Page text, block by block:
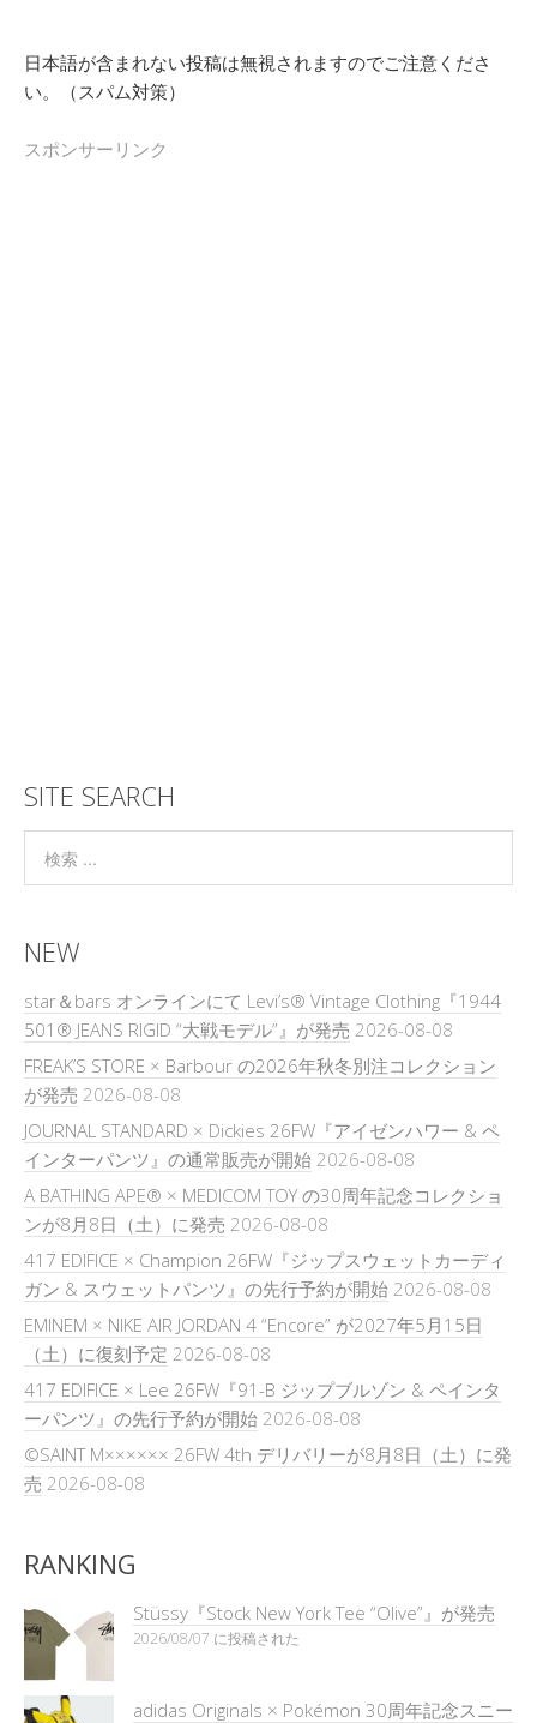
日本語が含まれない投稿は無視されますのでご注意くださ
い。（スパム対策）
スポンサーリンク
SITE SEARCH
NEW
star＆bars オンラインにて Levi’s® Vintage Clothing『1944
501® JEANS RIGID “大戦モデル”』が発売 2026-08-08
FREAK’S STORE × Barbour の2026年秋冬別注コレクション
が発売 2026-08-08
JOURNAL STANDARD × Dickies 26FW『アイゼンハワー & ペ
インターパンツ』の通常販売が開始 2026-08-08
A BATHING APE® × MEDICOM TOY の30周年記念コレクショ
ンが8月8日（土）に発売 2026-08-08
417 EDIFICE × Champion 26FW『ジップスウェットカーディ
ガン & スウェットパンツ』の先行予約が開始 2026-08-08
EMINEM × NIKE AIR JORDAN 4 “Encore” が2027年5月15日
（土）に復刻予定 2026-08-08
417 EDIFICE × Lee 26FW『91-B ジップブルゾン & ペインタ
ーパンツ』の先行予約が開始 2026-08-08
©SAINT M×××××× 26FW 4th デリバリーが8月8日（土）に発
売 2026-08-08
RANKING
Stüssy『Stock New York Tee “Olive”』が発売
2026/08/07 に投稿された
adidas Originals × Pokémon 30周年記念スニー